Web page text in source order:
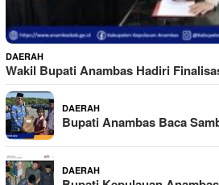
DAERAH
Wakil Bupati Anambas Hadiri
DAERAH
Bupati Anambas Baca
DAERAH